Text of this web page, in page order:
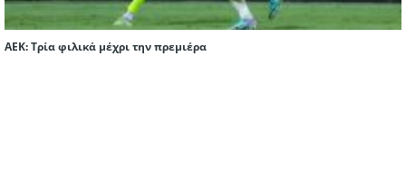
ΑΕΚ: Τρία φιλικά μέχρι την πρεμιέρα